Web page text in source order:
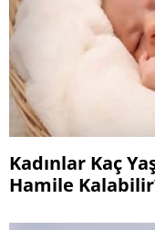
Kadınlar Kaç
Hamile